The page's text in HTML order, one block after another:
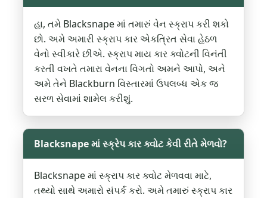
હા, તમે Blacksnape માં તમારું વેન સ્ક્રાપ કરી શકો
છો. અમે અમારી સ્ક્રાપ કાર એકત્રિત સેવા હેઠળ
વેનો સ્વીકારે છીએ. સ્ક્રાપ માય કાર ક્વોટની વિનંતી
કરતી વખતે તમારા વેનના વિગતો અમને આપો, અને
અમે તેને Blackburn વિસ્તારમાં ઉપલબ્ધ એક જ
સરળ સેવામાં શામેલ કરીશું.
Blacksnape માં સ્ક્રેપ કાર ક્વોટ કેવી રીતે મેળવો?
Blacksnape માં સ્ક્રાપ કાર ક્વોટ મેળવવા માટે,
તથ્યો સાથે અમારો સંપર્ક કરો. અમે તમારું સ્ક્રાપ કાર